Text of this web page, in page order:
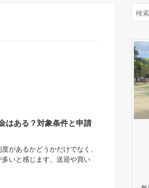
はある？対象条件と申請
があるかどうかだけでなく、
いと感じます。送迎や買い